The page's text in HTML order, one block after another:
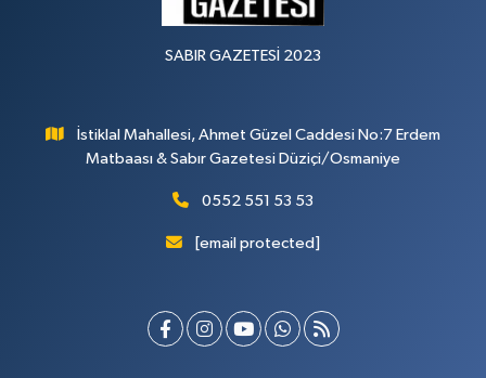
SABIR GAZETESİ 2023
İstiklal Mahallesi, Ahmet Güzel Caddesi No:7 Erdem
Matbaası & Sabır Gazetesi Düziçi/Osmaniye
0552 551 53 53
[email protected]